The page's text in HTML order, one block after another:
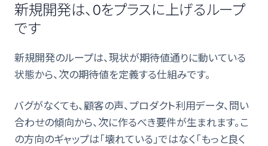
新規開発は、0をプラスに上げるループ
です
新規開発のループは、現状が期待値通りに動いている
状態から、次の期待値を定義する仕組みです。
バグがなくても、顧客の声、プロダクト利用データ、問い
合わせの傾向から、次に作るべき要件が生まれます。こ
の方向のギャップは「壊れている」ではなく「もっと良く